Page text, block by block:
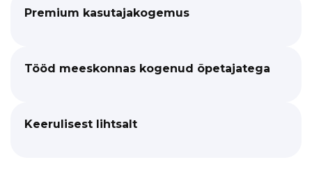
Premium kasutajakogemus
Tööd meeskonnas kogenud õpetajatega
Keerulisest lihtsalt